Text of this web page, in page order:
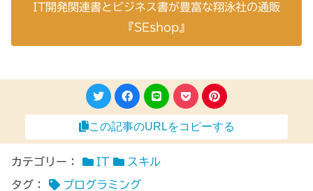
IT開発関連書とビジネス書が豊富な翔泳社の通販
『SEshop』
この記事のURLをコピーする
カテゴリー： IT スキル
タグ： プログラミング